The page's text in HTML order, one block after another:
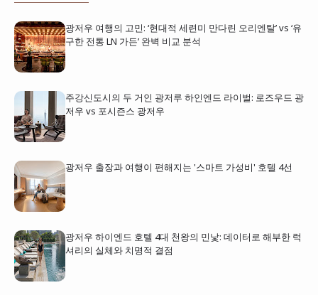
광저우 여행의 고민: ‘현대적 세련미 만다린 오리엔탈’ vs ‘유
구한 전통 LN 가든’ 완벽 비교 분석
주강신도시의 두 거인 광저루 하인엔드 라이벌: 로즈우드 광
저우 vs 포시즌스 광저우
광저우 출장과 여행이 편해지는 '스마트 가성비' 호텔 4선
광저우 하이엔드 호텔 4대 천왕의 민낯: 데이터로 해부한 럭
셔리의 실체와 치명적 결점